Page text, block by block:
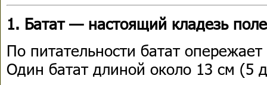
1. Батат — настоящий кладезь
По питательности батат
Один батат длиной около 13 см (5